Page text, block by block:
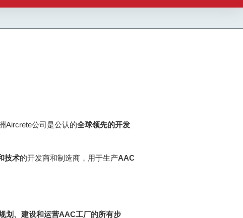
Aircrete公司是公认的全球领先的开发
技术的开发商和制造商，用于生产AAC
划、建设和运营AAC工厂的所有步